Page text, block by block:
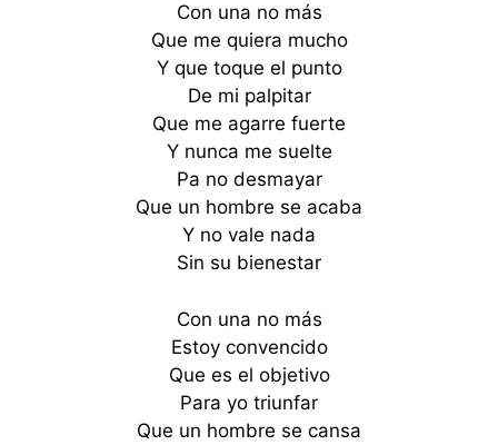
Con una no más
Que me quiera mucho
Y que toque el punto
De mi palpitar
Que me agarre fuerte
Y nunca me suelte
Pa no desmayar
Que un hombre se acaba
Y no vale nada
Sin su bienestar
Con una no más
Estoy convencido
Que es el objetivo
Para yo triunfar
Que un hombre se cansa